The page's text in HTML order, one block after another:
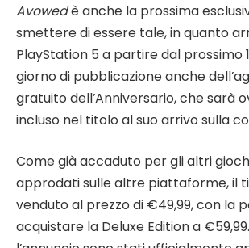
Avowedè anche la prossima
smettere di essere tale, in quanto
PlayStation 5 a partire dal prossimo
giorno di pubblicazione anche
gratuito dell’Anniversario, che sarà
incluso nel titolo al suo arrivo sulla
Come già accaduto per gli altri
approdati sulle altre piattaforme, il
venduto al prezzo di €49,99, con la
acquistare la Deluxe Edition a